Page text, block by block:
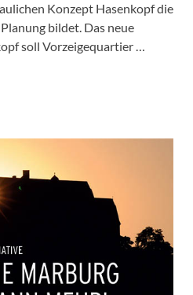
Konzept Hasenkopf die
bildet. Das neue
soll Vorzeigequartier …